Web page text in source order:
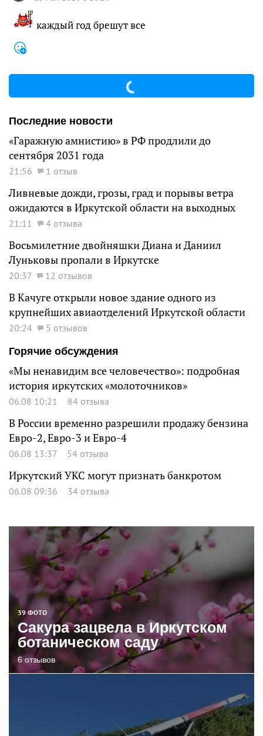
каждый год брешут все
Последние новости
«Гаражную амнистию» в РФ продлили до
сентября 2031 года
21:56 1 отзыв
Ливневые дожди, грозы, град и порывы ветра
ожидаются в Иркутской области на выходных
21:11 4 отзыва
Восьмилетние двойняшки Диана и Даниил
Луньковы пропали в Иркутске
20:37 12 отзывов
В Качуге открыли новое здание одного из
крупнейших авиаотделений Иркутской области
20:24
5 отзывов
Горячие обсуждения
«Мы ненавидим все человечество»: подробная
история иркутских «молоточников»
06.08 10:21 84 отзыва
В России временно разрешили продажу бензина
Евро-2, Евро-3 и Евро-4
06.08 13:37 54 отзыва
Иркутский УКС могут признать банкротом
06.08 09:36 34 отзыва
39 ФОТО
Сакура зацвела в Иркутском
ботаническом саду
6 отзывов